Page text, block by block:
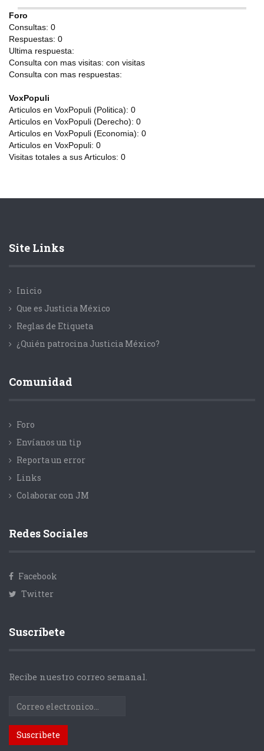
Foro
Consultas: 0
Respuestas: 0
Ultima respuesta:
Consulta con mas visitas: con visitas
Consulta con mas respuestas:
VoxPopuli
Articulos en VoxPopuli (Politica): 0
Articulos en VoxPopuli (Derecho): 0
Articulos en VoxPopuli (Economia): 0
Articulos en VoxPopuli: 0
Visitas totales a sus Articulos: 0
Site Links
Inicio
Que es Justicia México
Reglas de Etiqueta
¿Quién patrocina Justicia México?
Comunidad
Foro
Envíanos un tip
Reporta un error
Links
Colaborar con JM
Redes Sociales
Facebook
Twitter
Suscríbete
Recibe nuestro correo semanal.